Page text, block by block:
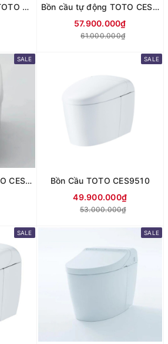
Vòi nước gắn tường TOTO T23BNR13C
Bồn cầu tự động TOTO CES9710
57.900.000₫
61.000.000₫
SALE
Bồn cầu tự động TOTO CES9530
SALE
Bồn Cầu TOTO CES9510
49.900.000₫
53.000.000₫
SALE SALE